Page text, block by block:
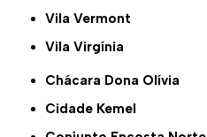
Vila Vermont
Vila Virgínia
Chácara Dona Olívia
Cidade Kemel